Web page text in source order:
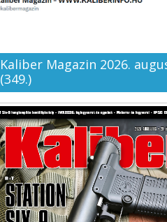
Kaliber Magazin 2026.
(349.)